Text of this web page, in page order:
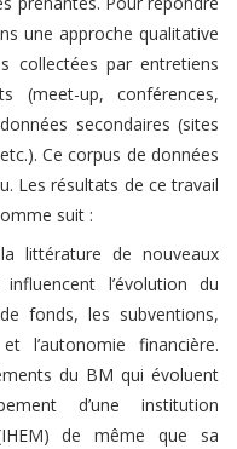
une approche qualitative
collectées par entretiens
(meet-up, conférences,
secondaires (sites
Ce corpus de données
Les résultats de ce travail
suit :
littérature de nouveaux
l’évolution du
fonds, les subventions,
l’autonomie financière.
du BM qui évoluent
d’une institution
de même que sa